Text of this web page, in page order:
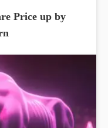
Price up by